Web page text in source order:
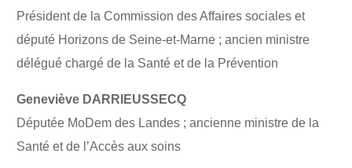
Président de la Commission des Affaires sociales et
député Horizons de Seine-et-Marne ; ancien ministre
délégué chargé de la Santé et de la Prévention
Geneviève DARRIEUSSECQ
Députée MoDem des Landes ; ancienne ministre de la
Santé et de l’Accès aux soins